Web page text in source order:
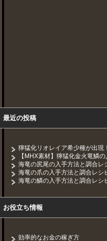
最近の投稿
獰猛化リオレイア希少種が出現
【MHX素材】獰猛化金火竜鱗
海竜の尻尾の入手方法と調合レ
海竜の爪の入手方法と調合レシ
海竜の鱗の入手方法と調合レシ
お役立ち情報
効率的なお金の稼ぎ方